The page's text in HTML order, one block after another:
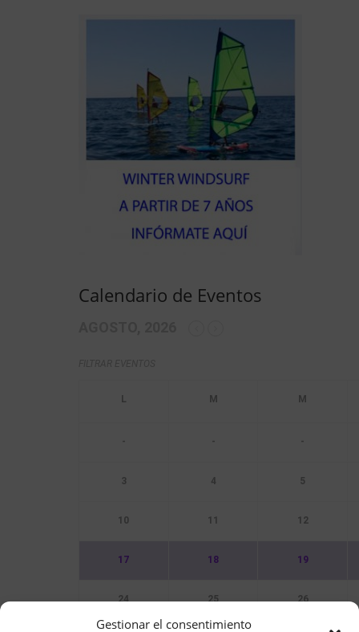
Gestionar el consentimiento
Calendario de Eventos
- - -
3 4 5
10 11 12
17 18 19
24 25 26